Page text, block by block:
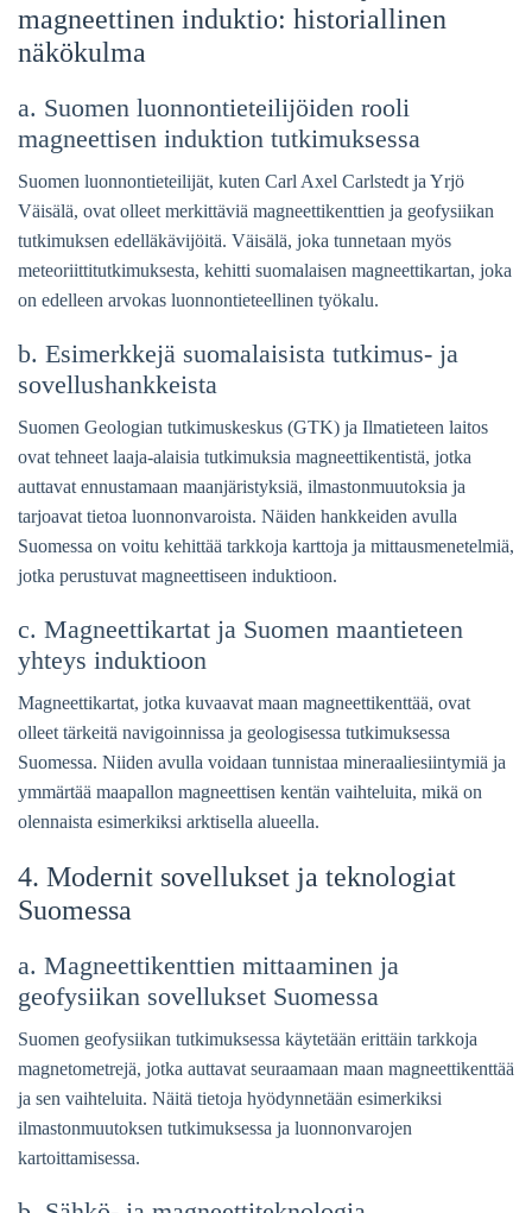
magneettinen induktio: historiallinen
näkökulma
a. Suomen luonnontieteilijöiden rooli
magneettisen induktion tutkimuksessa
Suomen luonnontieteilijät, kuten Carl Axel Carlstedt ja Yrjö
Väisälä, ovat olleet merkittäviä magneettikenttien ja geofysiikan
tutkimuksen edelläkävijöitä. Väisälä, joka tunnetaan myös
meteoriittitutkimuksesta, kehitti suomalaisen magneettikartan, joka
on edelleen arvokas luonnontieteellinen työkalu.
b. Esimerkkejä suomalaisista tutkimus- ja
sovellushankkeista
Suomen Geologian tutkimuskeskus (GTK) ja Ilmatieteen laitos
ovat tehneet laaja-alaisia tutkimuksia magneettikentistä, jotka
auttavat ennustamaan maanjäristyksiä, ilmastonmuutoksia ja
tarjoavat tietoa luonnonvaroista. Näiden hankkeiden avulla
Suomessa on voitu kehittää tarkkoja karttoja ja mittausmenetelmiä,
jotka perustuvat magneettiseen induktioon.
c. Magneettikartat ja Suomen maantieteen
yhteys induktioon
Magneettikartat, jotka kuvaavat maan magneettikenttää, ovat
olleet tärkeitä navigoinnissa ja geologisessa tutkimuksessa
Suomessa. Niiden avulla voidaan tunnistaa mineraaliesiintymiä ja
ymmärtää maapallon magneettisen kentän vaihteluita, mikä on
olennaista esimerkiksi arktisella alueella.
4. Modernit sovellukset ja teknologiat
Suomessa
a. Magneettikenttien mittaaminen ja
geofysiikan sovellukset Suomessa
Suomen geofysiikan tutkimuksessa käytetään erittäin tarkkoja
magnetometrejä, jotka auttavat seuraamaan maan magneettikenttää
ja sen vaihteluita. Näitä tietoja hyödynnetään esimerkiksi
ilmastonmuutoksen tutkimuksessa ja luonnonvarojen
kartoittamisessa.